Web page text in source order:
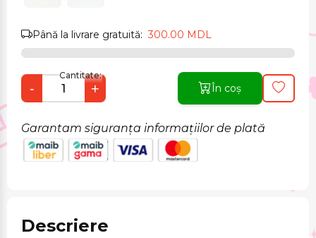
Până la livrare gratuită:300.00 MDL
Cantitate:
- + În coș
Garantam siguranța informațiilor de plată
Descriere